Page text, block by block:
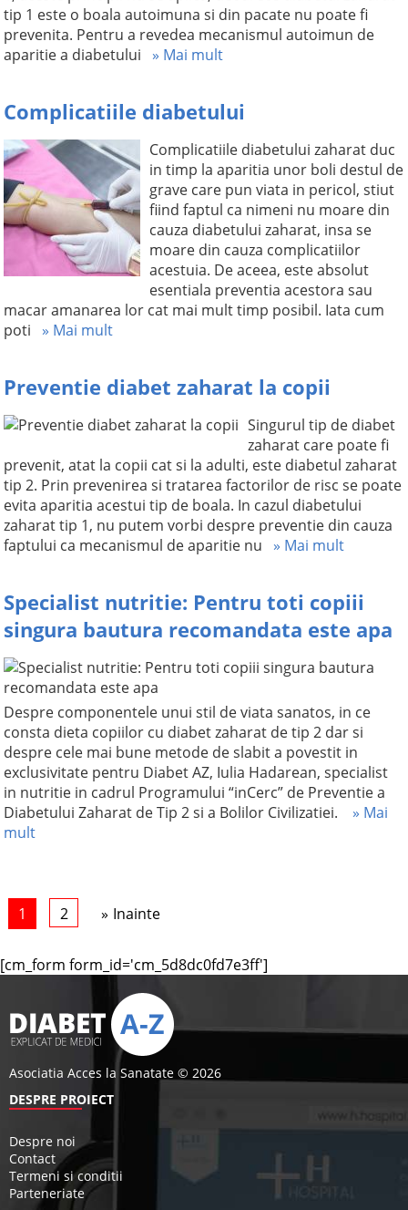
tip 1 este o boala autoimuna si din pacate nu poate fi
prevenita. Pentru a revedea mecanismul autoimun de
aparitie a diabetului » Mai mult
Complicatiile diabetului
Complicatiile diabetului zaharat duc
in timp la aparitia unor boli destul de
grave care pun viata in pericol, stiut
fiind faptul ca nimeni nu moare din
cauza diabetului zaharat, insa se
moare din cauza complicatiilor
acestuia. De aceea, este absolut
esentiala preventia acestora sau
macar amanarea lor cat mai mult timp posibil. Iata cum
poti » Mai mult
Preventie diabet zaharat la copii
Singurul tip de diabet
zaharat care poate fi
prevenit, atat la copii cat si la adulti, este diabetul zaharat
tip 2. Prin prevenirea si tratarea factorilor de risc se poate
evita aparitia acestui tip de boala. In cazul diabetului
zaharat tip 1, nu putem vorbi despre preventie din cauza
faptului ca mecanismul de aparitie nu » Mai mult
Specialist nutritie: Pentru toti copiii
singura bautura recomandata este apa
Despre componentele unui stil de viata sanatos, in ce
consta dieta copiilor cu diabet zaharat de tip 2 dar si
despre cele mai bune metode de slabit a povestit in
exclusivitate pentru Diabet AZ, Iulia Hadarean, specialist
in nutritie in cadrul Programului “inCerc” de Preventie a
Diabetului Zaharat de Tip 2 si a Bolilor Civilizatiei.
» Mai
mult
1 2 Inainte
[cm_form form_id='cm_5d8dc0fd7e3ff']
Asociatia Acces la Sanatate © 2026
DESPRE PROIECT
Despre noi
Contact
Termeni si conditii
Parteneriate